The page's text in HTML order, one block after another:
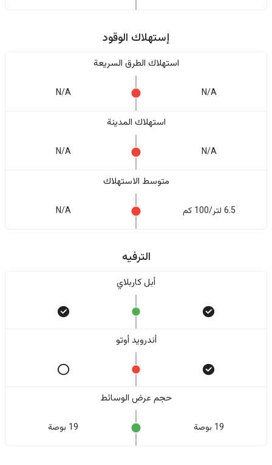
إستهلاك الوقود
استهلاك الطرق السريعة
N/A
N/A
استهلاك المدينة
N/A
N/A
متوسط الاستهلاك
6.5 لتر/100 كم N/A
الترفيه
أبل كاربلاي
أندرويد أوتو
حجم عرض الوسائط
19 بوصة 19 بوصة